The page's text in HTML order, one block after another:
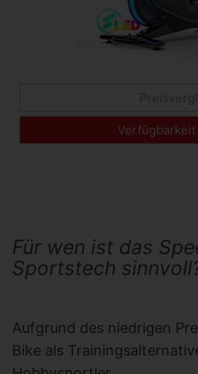
Für wen ist das
Sportstech
Aufgrund des niedrigen
Bike als